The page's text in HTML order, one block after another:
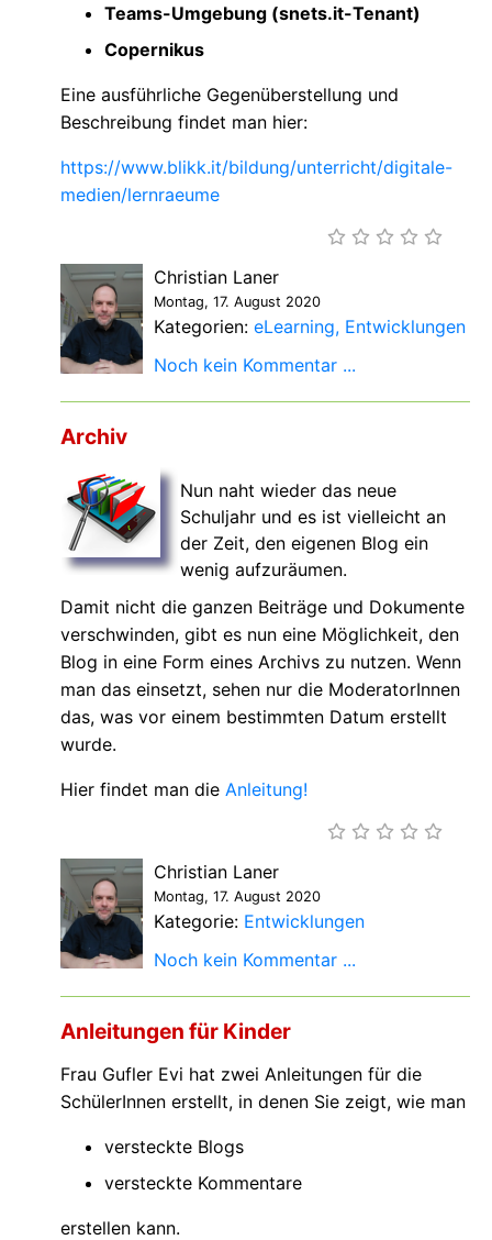
Teams-Umgebung (snets.it-Tenant)
Copernikus
Eine ausführliche Gegenüberstellung und
Beschreibung findet man hier:
https://www.blikk.it/bildung/unterricht/digitale-
medien/lernraeume
Christian Laner
Montag, 17. August 2020
Kategorien: eLearning Entwicklungen
Noch kein Kommentar ...
Archiv
Nun naht wieder das neue
Schuljahr und es ist vielleicht an
der Zeit, den eigenen Blog ein
wenig aufzuräumen.
Damit nicht die ganzen Beiträge und Dokumente
verschwinden, gibt es nun eine Möglichkeit, den
Blog in eine Form eines Archivs zu nutzen. Wenn
man das einsetzt, sehen nur die ModeratorInnen
das, was vor einem bestimmten Datum erstellt
wurde.
Hier findet man die Anleitung!
Christian Laner
Montag, 17. August 2020
Kategorie: Entwicklungen
Noch kein Kommentar ...
Anleitungen für Kinder
Frau Gufler Evi hat zwei Anleitungen für die
SchülerInnen erstellt, in denen Sie zeigt, wie man
versteckte Blogs
versteckte Kommentare
erstellen kann.